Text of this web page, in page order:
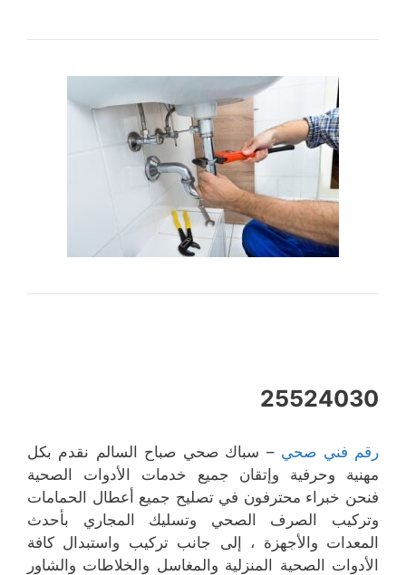
25524030
رقم فني صحي – سباك صحي صباح السالم نقدم بكل
مهنية وحرفية وإتقان جميع خدمات الأدوات الصحية
فنحن خبراء محترفون في تصليح جميع أعطال الحمامات
وتركيب الصرف الصحي وتسليك المجاري بأحدث
المعدات والأجهزة ، إلى جانب تركيب واستبدال كافة
الأدوات الصحية المنزلية والمغاسل والخلاطات والشاور